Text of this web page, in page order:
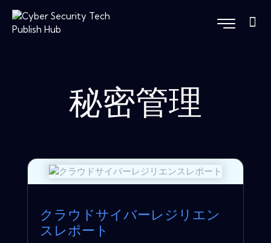
秘密管理
クラウドサイバーレジリエン
スレポート